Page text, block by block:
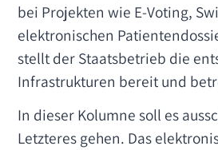
bei Projekten wie E-Voting,
elektronischen
stellt der Staatsbetrieb die
Infrastrukturen bereit und
In dieser Kolumne soll es
Letzteres gehen. Das